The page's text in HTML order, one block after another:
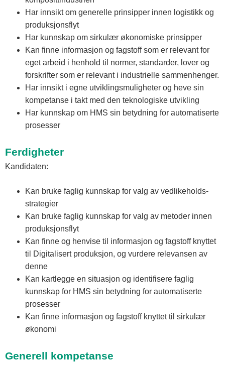
Har innsikt om generelle prinsipper innen logistikk og
produksjonsflyt
Har kunnskap om sirkulær økonomiske prinsipper
Kan finne informasjon og fagstoff som er relevant for
eget arbeid i henhold til normer, standarder, lover og
forskrifter som er relevant i industrielle sammenhenger.
Har innsikt i egne utviklingsmuligheter og heve sin
kompetanse i takt med den teknologiske utvikling
Har kunnskap om HMS sin betydning for automatiserte
prosesser
Ferdigheter
Kandidaten:
Kan bruke faglig kunnskap for valg av vedlikeholds-
strategier
Kan bruke faglig kunnskap for valg av metoder innen
produksjonsflyt
Kan finne og henvise til informasjon og fagstoff knyttet
til Digitalisert produksjon, og vurdere relevansen av
denne
Kan kartlegge en situasjon og identifisere faglig
kunnskap for HMS sin betydning for automatiserte
prosesser
Kan finne informasjon og fagstoff knyttet til sirkulær
økonomi
Generell kompetanse